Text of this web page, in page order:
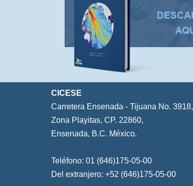
CICESE
Carretera Ensenada - Tijuana No. 3918,
Zona Playitas, CP. 22860,
Ensenada, B.C. México.
Teléfono: 01 (646)175-05-00
Del extranjero: +52 (646)175-05-00